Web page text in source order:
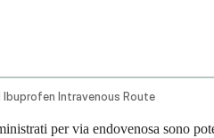
Intravenous Route
per via endovenosa sono